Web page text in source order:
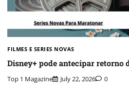
FILMES E SERIES NOVAS​
Disney+ pode antecipar retorno
Top 1 Magazine July 22, 2026 0